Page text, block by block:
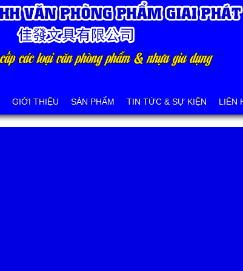
GIỚI THIỆU SẢN PHẨM TIN TỨC & SỰ KIỆN LIÊN